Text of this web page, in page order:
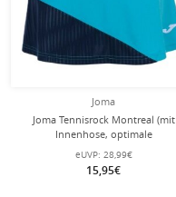
Joma
Joma Tennisrock Montreal (mit
Innenhose, optimale
Bewegungsfreiheit)
türkis/marineblau Damen
eUVP: 28,99€
15,95€